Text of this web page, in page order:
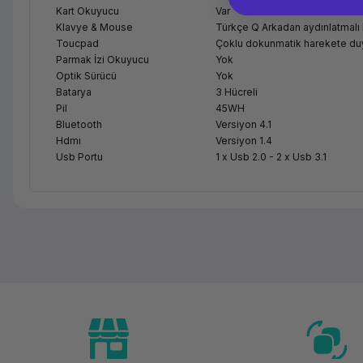
Kart Okuyucu
Var
Klavye & Mouse
Türkçe Q Arkadan
Toucpad
Çoklu dokunmatik harekete
Parmak İzi Okuyucu
Yok
Optik Sürücü
Yok
Batarya
3 Hücreli
Pil
45WH
Bluetooth
Versiyon 4.1
Hdmı
Versiyon 1.4
Usb Portu
1 x Usb 2.0 - 2 x Usb 3.1